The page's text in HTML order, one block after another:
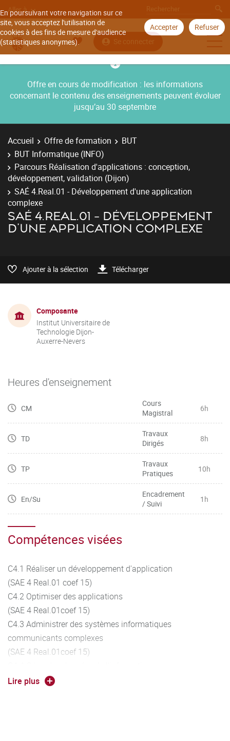
En poursuivant votre navigation sur ce
site, vous acceptez l'utilisation de
cookies à des fins de mesure d'audience
(statistiques anonymes).
Accepter Refuser
Aller à
Se connecter
Offre en cours de modification : les informations
concernant le contenu des enseignements peuvent évoluer
jusqu’au 30 septembre
Accueil Offre de formation
BUT
BUT Informatique (INFO)
Parcours Réalisation d'applications : conception,
développement, validation (Dijon)
SAÉ 4.Real.01 - Développement d'une application
complexe
SAÉ 4.REAL.01 - DÉVELOPPEMENT
D'UNE APPLICATION COMPLEXE
Ajouter à la sélection Télécharger
Composante
Institut Universitaire de
Technologie Dijon-
Auxerre-Nevers
Heures d'enseignement
CM
Cours
Magistral
6h
TD
Travaux
Dirigés
8h
TP
Travaux
Pratiques
10h
En/Su
Encadrement
/ Suivi
1h
Compétences visées
C4.1 Réaliser un développement d'application
(SAE 4 Real.01 coef 15)
C4.2 Optimiser des applications
(SAE 4 Real.01coef 15)
C4.3 Administrer des systèmes informatiques
communicants complexes
(SAE 4 Real.01coef 15)
(SAE 4 Real.01coef 15)
Lire plus